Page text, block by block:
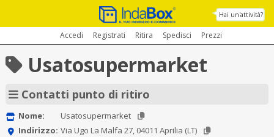
Hai un'attività?
Accedi Registrati Ritira Spedisci Prezzi
Usatosupermarket
Contatti punto di ritiro
Nome:
Usatosupermarket
Indirizzo: Via Ugo La Malfa 27, 04011 Aprilia (LT)